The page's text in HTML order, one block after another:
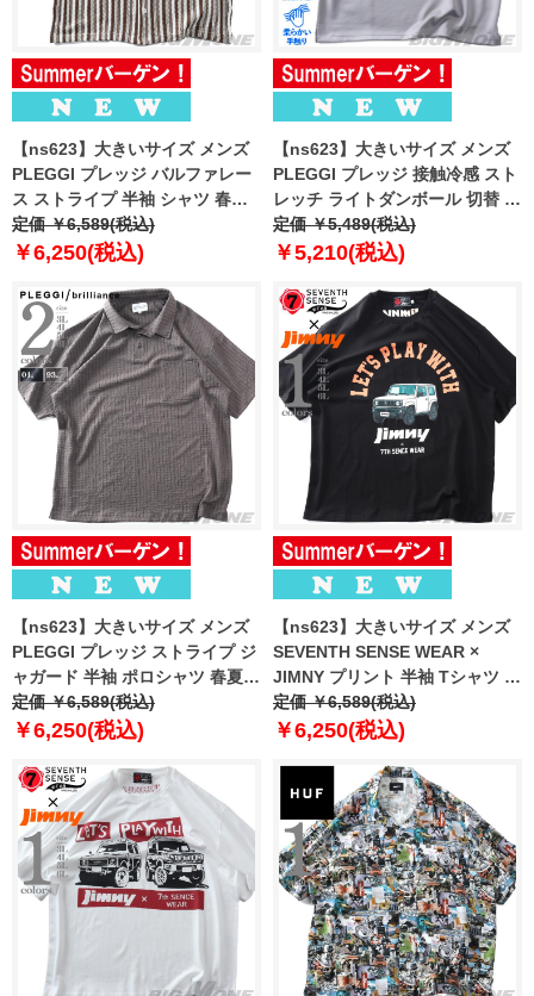
【ns623】大きいサイズ メンズ
PLEGGI プレッジ バルファレー
ス ストライプ 半袖 シャツ 春夏
新作 66-47452-2
定価 ￥6,589(税込)
￥6,250(税込)
【ns623】大きいサイズ メンズ
PLEGGI プレッジ 接触冷感 スト
レッチ ライトダンボール 切替 V
ネック 半袖 Tシャツ ふわっとク
ール 春夏新作 66-47261-2
定価 ￥5,489(税込)
￥5,210(税込)
【ns623】大きいサイズ メンズ
PLEGGI プレッジ ストライプ ジ
ャガード 半袖 ポロシャツ 春夏新
作 66-48237-2
定価 ￥6,589(税込)
￥6,250(税込)
【ns623】大きいサイズ メンズ
SEVENTH SENSE WEAR ×
JIMNY プリント 半袖 Tシャツ 春
夏新作 826580
定価 ￥6,589(税込)
￥6,250(税込)